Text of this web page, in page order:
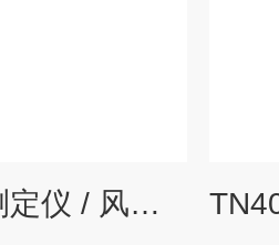
TN4000风量测定仪 / 风量测量罩 / 捕风仪